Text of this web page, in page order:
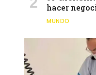
hacer
MUNDO